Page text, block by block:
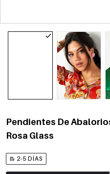
Pendientes De
Rosa Glass
2-5 DÍAS